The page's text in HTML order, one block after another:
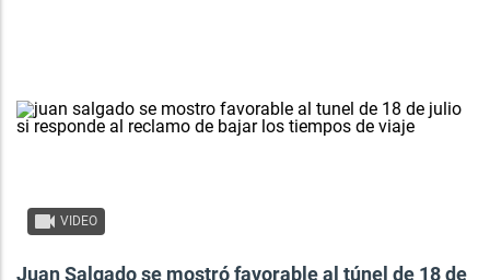
VIDEO
Juan Salgado se mostró favorable al túnel de 18 de